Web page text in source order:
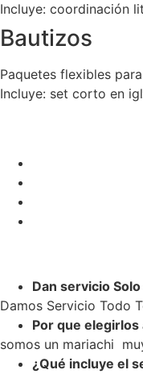
Incluye: coordinación
Bautizos
Paquetes flexibles
Incluye: set corto en
Dan servicio
Damos Servicio Todo
Por que
somos un mariachi
¿Qué incluye el